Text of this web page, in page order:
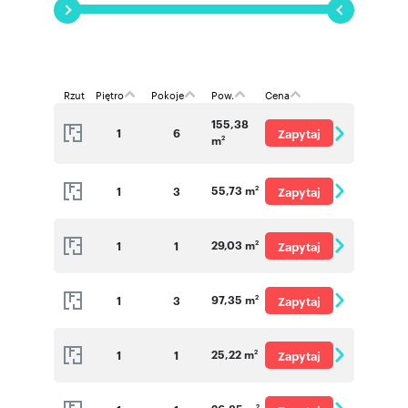
Zapraszamy na spotkanie, podczas którego
Numer oferty: C6.02
Rzut Piętro Pokoje Pow. Cena
1 6
155,38
m2
Zapytaj
1 3 55,73 m2
Zapytaj
1 1 29,03 m2
Zapytaj
1 3 97,35 m2
Zapytaj
1 1 25,22 m2
Zapytaj
2